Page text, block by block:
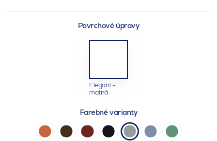
Povrchové úpravy
Elegant -
matná
Farebné varianty